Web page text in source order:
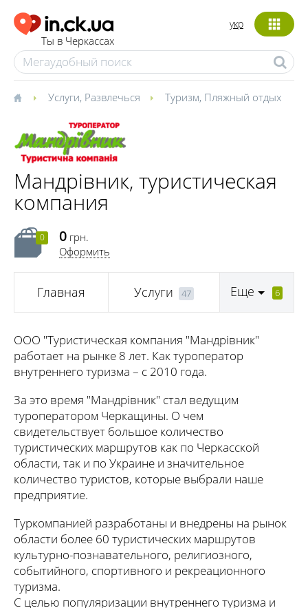
Ты в Черкассах
укр
Услуги, Развлечься Туризм, Пляжный отдых
Мандрівник, туристическая
компания
0 0 грн.
Оформить
Главная Услуги 47 Еще 6
ООО "Туристическая компания "Мандрівник"
работает на рынке 8 лет. Как туроператор
внутреннего туризма – с 2010 года.
За это время "Мандрівник" стал ведущим
туроператором Черкащины. О чем
свидетельствует большое количество
туристических маршрутов как по Черкасской
области, так и по Украине и значительное
количество туристов, которые выбрали наше
предприятие.
Туркомпанией разработаны и внедрены на рынок
области более 60 туристических маршрутов
культурно-познавательного, религиозного,
событийного, спортивного и рекреационного
туризма.
С целью популяризации внутреннего туризма и